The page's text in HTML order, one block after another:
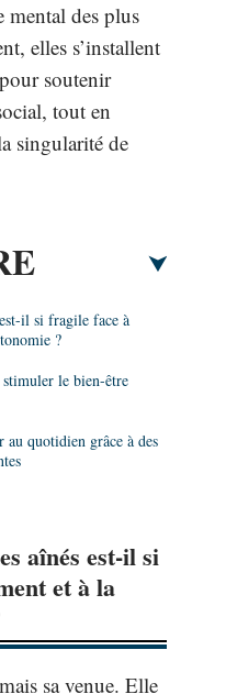
mental des plus
elles s’installent
soutenir
tout en
singularité de
il si fragile face à
?
le bien-être
quotidien grâce à des
aînés est-il si
et à la
sa venue. Elle